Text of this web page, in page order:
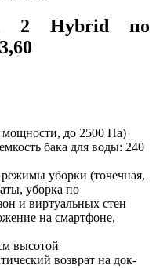
2 Hybrid по
мощности, до 2500 Па)
бака для воды: 240
уборки (точечная,
уборка по
и виртуальных стен
на смартфоне,
высотой
возврат на док-